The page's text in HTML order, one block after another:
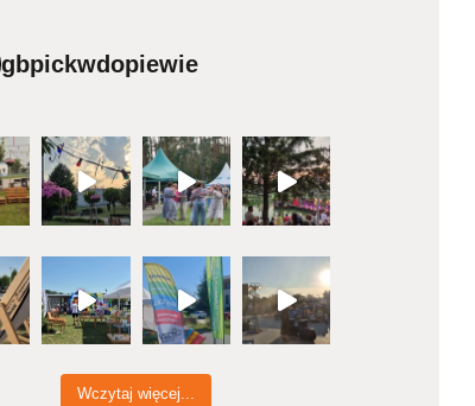
gbpickwdopiewie
Wczytaj więcej...